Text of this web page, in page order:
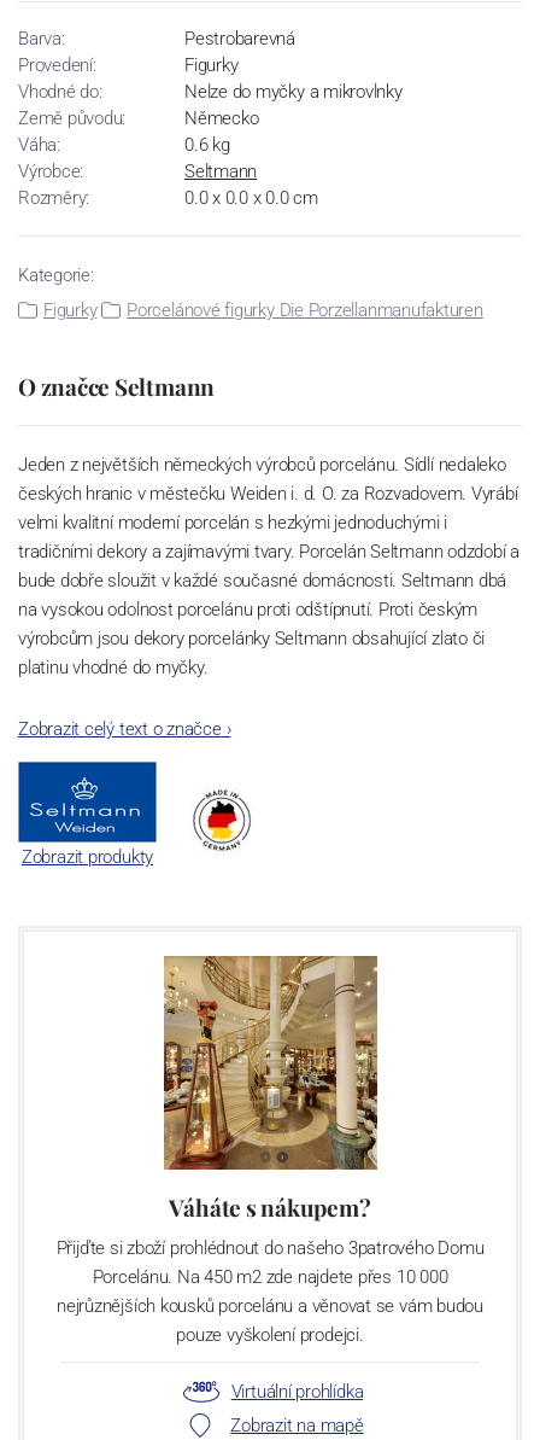
Barva:
Pestrobarevná
Provedení:
Figurky
Vhodné do:
Nelze do myčky a mikrovlnky
Země původu:
Německo
Váha:
0.6 kg
Výrobce:
Seltmann
Rozměry:
0.0 x 0.0 x 0.0 cm
Kategorie:
Figurky
Porcelánové figurky Die Porzellanmanufakturen
O značce Seltmann
Jeden z největších německých výrobců porcelánu. Sídlí nedaleko
českých hranic v městečku Weiden i. d. O. za Rozvadovem. Vyrábí
velmi kvalitní moderní porcelán s hezkými jednoduchými i
tradičními dekory a zajímavými tvary. Porcelán Seltmann odzdobí a
bude dobře sloužit v každé současné domácnosti. Seltmann dbá
na vysokou odolnost porcelánu proti odštípnutí. Proti českým
výrobcům jsou dekory porcelánky Seltmann obsahující zlato či
platinu vhodné do myčky.
Zobrazit celý text o značce›
Zobrazit produkty
Váháte s nákupem?
Přijďte si zboží prohlédnout do našeho 3patrového Domu
Porcelánu. Na 450 m2 zde najdete přes 10 000
nejrůznějších kousků porcelánu a věnovat se vám budou
pouze vyškolení prodejci.
Virtuální prohlídka
Zobrazit na mapě